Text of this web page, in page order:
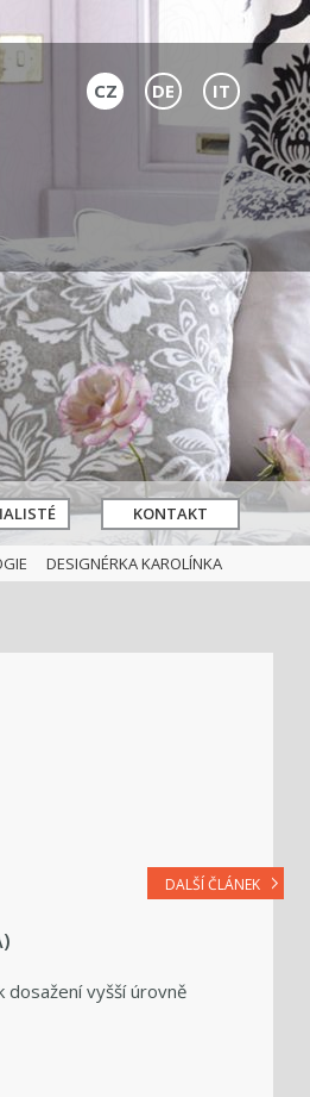
CZ DE IT
KONTAKT
DESIGNÉRKA KAROLÍNKA
DALŠÍ ČLÁNEK
dosažení vyšší úrovně